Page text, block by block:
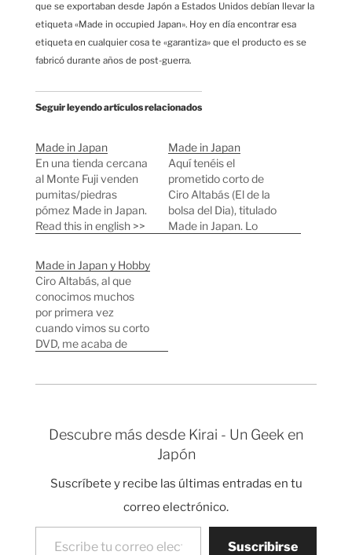
que se exportaban desde Japón a Estados Unidos debían llevar la
etiqueta «Made in occupied Japan». Hoy en día encontrar esa
etiqueta en cualquier cosa te «garantiza» que el producto es se
fabricó durante años de post-guerra.
Seguir leyendo artículos relacionados
Made in Japan
En una tienda cercana
al Monte Fuji venden
pumitas/piedras
pómez Made in Japan.
Read this in english >>
Made in Japan
Aquí tenéis el
prometido corto de
Ciro Altabás (El de la
bolsa del Dia), titulado
Made in Japan. Lo
Made in Japan y Hobby
Ciro Altabás, al que
conocimos muchos
por primera vez
cuando vimos su corto
DVD, me acaba de
¡Un corto y un
en Japón! Resulta que
Descubre más desde Kirai - Un Geek en
Japón
Suscríbete y recibe las últimas entradas en tu
correo electrónico.
Escribe tu correo electrónico…
Suscribirse